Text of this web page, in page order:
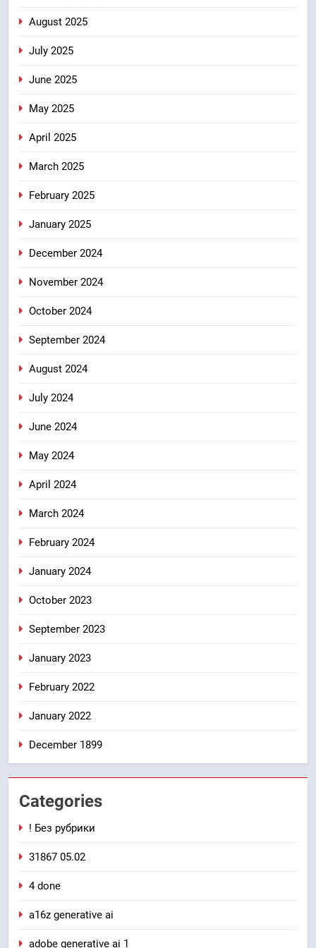
August 2025
July 2025
June 2025
May 2025
April 2025
March 2025
February 2025
January 2025
December 2024
November 2024
October 2024
September 2024
August 2024
July 2024
June 2024
May 2024
April 2024
March 2024
February 2024
January 2024
October 2023
September 2023
January 2023
February 2022
January 2022
December 1899
Categories
! Без рубрики
31867 05.02
4 done
a16z generative ai
adobe generative ai 1